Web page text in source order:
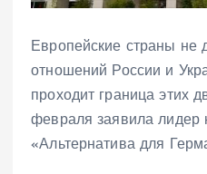
Европейские страны не
отношений России и
проходит граница этих
февраля заявила лидер
«Альтернатива для